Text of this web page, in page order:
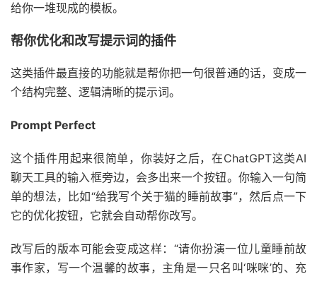
给你一堆现成的模板。
帮你优化和改写提示词的插件
这类插件最直接的功能就是帮你把一句很普通的话，变成一
个结构完整、逻辑清晰的提示词。
Prompt Perfect
这个插件用起来很简单，你装好之后，在ChatGPT这类AI
聊天工具的输入框旁边，会多出来一个按钮。你输入一句简
单的想法，比如“给我写个关于猫的睡前故事”，然后点一下
它的优化按钮，它就会自动帮你改写。
改写后的版本可能会变成这样：“请你扮演一位儿童睡前故
事作家，写一个温馨的故事，主角是一只名叫‘咪咪’的、充